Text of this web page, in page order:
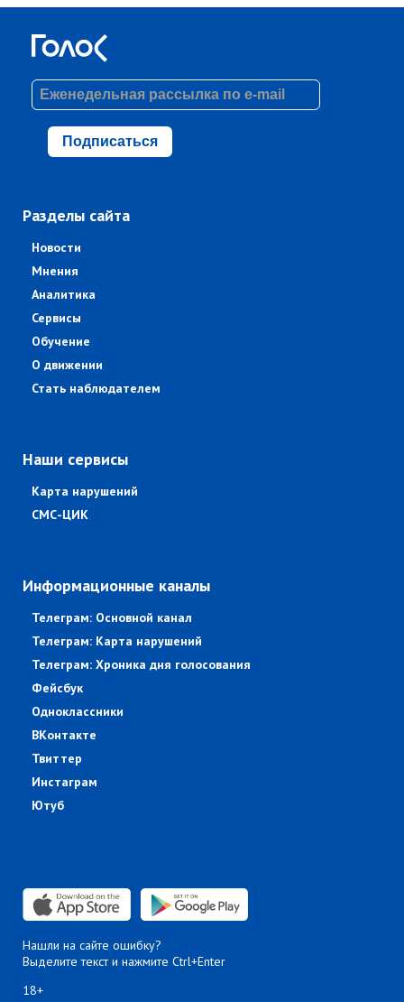
Подписаться
Разделы сайта
Новости
Мнения
Аналитика
Сервисы
Обучение
О движении
Стать наблюдателем
Наши сервисы
Карта нарушений
СМС-ЦИК
Информационные каналы
Телеграм: Основной канал
Телеграм: Карта нарушений
Телеграм: Хроника дня голосования
Фейсбук
Одноклассники
ВКонтакте
Твиттер
Инстаграм
Ютуб
Нашли на сайте ошибку?
Выделите текст и нажмите Ctrl+Enter
18+